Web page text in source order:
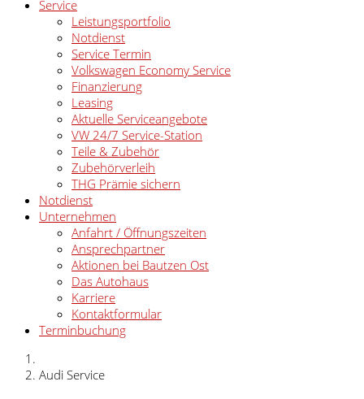
Service
Leistungsportfolio
Notdienst
Service Termin
Volkswagen Economy Service
Finanzierung
Leasing
Aktuelle Serviceangebote
VW 24/7 Service-Station
Teile & Zubehör
Zubehörverleih
THG Prämie sichern
Notdienst
Unternehmen
Anfahrt / Öffnungszeiten
Ansprechpartner
Aktionen bei Bautzen Ost
Das Autohaus
Karriere
Kontaktformular
Terminbuchung
Audi Service